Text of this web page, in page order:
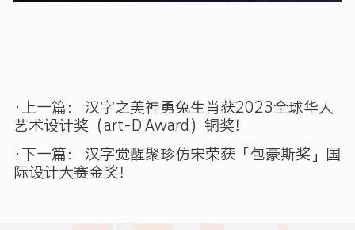
·上一篇：
汉字之美神勇兔生肖获2023全球华人
艺术设计奖（art-D Award）铜奖！
·下一篇：
汉字觉醒聚珍仿宋荣获「包豪斯奖」国
际设计大赛金奖！